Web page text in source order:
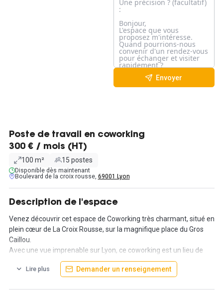
Envoyer
Poste de travail en coworking
300 € / mois (HT)
100 m² 15 postes
Disponible dès maintenant
Boulevard de la croix rousse, 69001 Lyon
Description de l'espace
Venez découvrir cet espace de Coworking très charmant, situé en
plein cœur de La Croix Rousse, sur la magnifique place du Gros
Caillou.
Avec une vue imprenable sur Lyon, ce coworking est un lieu de
travail sans vis à vis, sans voiture et donc : au calme. Le confort de
travail quotidien, c'est le critère premier, sans équivalence à
Lire plus Demander un renseignement